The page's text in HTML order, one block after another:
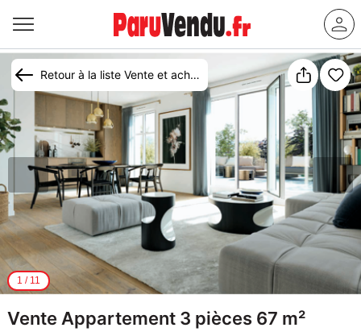
Retour à la liste Vente et achat appartement Champigny-sur-Marne
1 / 11
Vente Appartement 3 pièces 67 m²